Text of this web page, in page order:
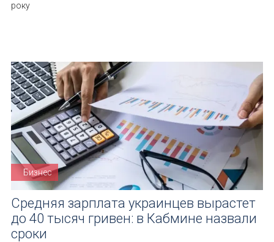
року
Бизнес
Средняя зарплата украинцев вырастет
до 40 тысяч гривен: в Кабмине назвали
сроки